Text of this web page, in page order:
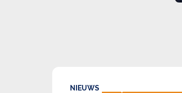
NIEUWS